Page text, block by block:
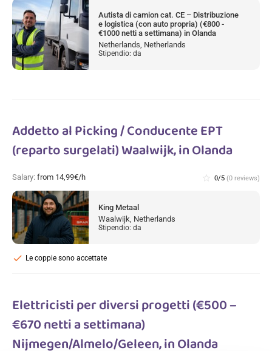
Autista di camion cat. CE – Distribuzione
e logistica (con auto propria) (€800 -
€1000 netti a settimana) in Olanda
Netherlands, Netherlands
Stipendio: da
Addetto al Picking / Conducente EPT
(reparto surgelati) Waalwijk, in Olanda
Salary: from 14,99€/h star_border 0/5 (0 reviews)
King Metaal
Waalwijk, Netherlands
Stipendio: da
Le coppie sono accettate
check
Elettricisti per diversi progetti (€500 –
€670 netti a settimana)
Nijmegen/Almelo/Geleen, in Olanda